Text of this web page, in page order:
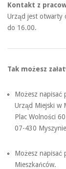
Kontakt z
Urząd jest otwarty
do 16.00.
Tak możesz
Możesz napisać
Urząd Miejski w
Plac Wolności 60
07-430
Możesz napisać
Mieszkańców.